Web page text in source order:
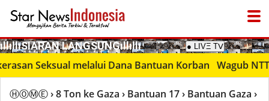
­ıllıllıS͙I͙A͙R͙A͙N͙ L͙A͙N͙G͙S͙U͙N͙G͙ıllıllı ● LIVΞ Tᐯ
Seksual melalui Dana Bantuan Korban Wagub NTT
ⒽⓄⓂⒺ› 8 Ton ke Gaza › Bantuan 17› Bantuan Gaza ›